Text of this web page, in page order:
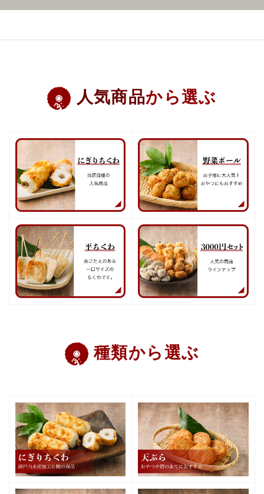
人気商品から選ぶ
種類から選ぶ